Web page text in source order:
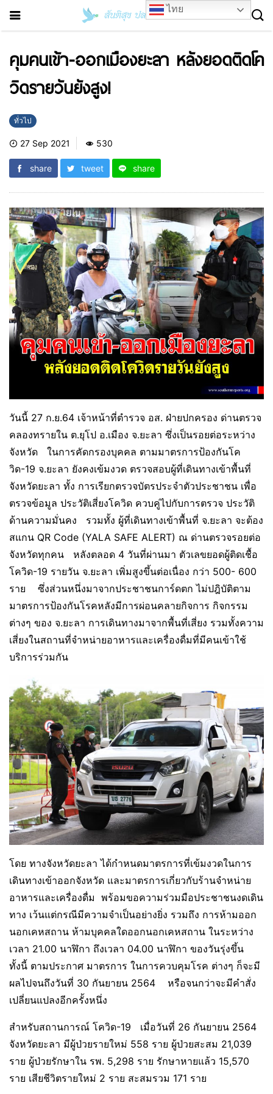
คุมคนเข้า-ออกเมืองยะลา หลังยอดติดโค
วิดรายวันยังสูง!
ทั่วไป
27 Sep 2021 530
share tweet share
วันนี้ 27 ก.ย.64 เจ้าหน้าที่ตำรวจ อส. ฝ่ายปกครอง ด่านตรวจ
คลองทรายใน ต.ยุโป อ.เมือง จ.ยะลา ซึ่งเป็นรอยต่อระหว่าง
จังหวัด ในการคัดกรองบุคคล ตามมาตรการป้องกันโค
วิด-19 จ.ยะลา ยังคงเข้มงวด ตรวจสอบผู้ที่เดินทางเข้าพื้นที่
จังหวัดยะลา ทั้ง การเรียกตรวจบัตรประจำตัวประชาชน เพื่อ
ตรวจข้อมูล ประวัติเสี่ยงโควิด ควบคู่ไปกับการตรวจ ประวัติ
ด้านความมั่นคง รวมทั้ง ผู้ที่เดินทางเข้าพื้นที่ จ.ยะลา จะต้อง
สแกน QR Code (YALA SAFE ALERT) ณ ด่านตรวจรอยต่อ
จังหวัดทุกคน หลังตลอด 4 วันที่ผ่านมา ตัวเลขยอดผู้ติดเชื้อ
โควิด-19 รายวัน จ.ยะลา เพิ่มสูงขึ้นต่อเนื่อง กว่า 500- 600
ราย ซึ่งส่วนหนึ่งมาจากประชาชนการ์ดตก ไม่ปฎิบัติตาม
มาตรการป้องกันโรคหลังมีการผ่อนคลายกิจการ กิจกรรม
ต่างๆ ของ จ.ยะลา การเดินทางมาจากพื้นที่เสี่ยง รวมทั้งความ
เสี่ยงในสถานที่จำหน่ายอาหารและเครื่องดื่มที่มีคนเข้าใช้
บริการร่วมกัน
โดย ทางจังหวัดยะลา ได้กำหนดมาตรการที่เข้มงวดในการ
เดินทางเข้าออกจังหวัด และมาตรการเกี่ยวกับร้านจำหน่าย
อาหารและเครื่องดื่ม พร้อมขอความร่วมมือประชาชนงดเดิน
ทาง เว้นแต่กรณีมีความจำเป็นอย่างยิ่ง รวมถึง การห้ามออก
นอกเคหสถาน ห้ามบุคคลใดออกนอกเคหสถาน ในระหว่าง
เวลา 21.00 นาฬิกา ถึงเวลา 04.00 นาฬิกา ของวันรุ่งขึ้น
ทั้งนี้ ตามประกาศ มาตรการ ในการควบคุมโรค ต่างๆ ก็จะมี
ผลไปจนถึงวันที่ 30 กันยายน 2564 หรือจนกว่าจะมีคำสั่ง
เปลี่ยนแปลงอีกครั้งหนึ่ง
สำหรับสถานการณ์ โควิด-19 เมื่อวันที่ 26 กันยายน 2564
จังหวัดยะลา มีผู้ป่วยรายใหม่ 558 ราย ผู้ป่วยสะสม 21,039
ราย ผู้ป่วยรักษาใน รพ. 5,298 ราย รักษาหายแล้ว 15,570
ราย เสียชีวิตรายใหม่ 2 ราย สะสมรวม 171 ราย
ไทย